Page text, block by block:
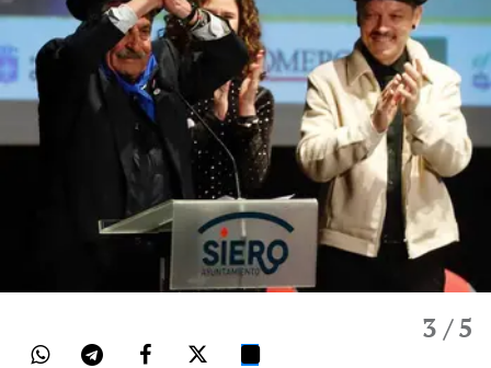
3 / 5